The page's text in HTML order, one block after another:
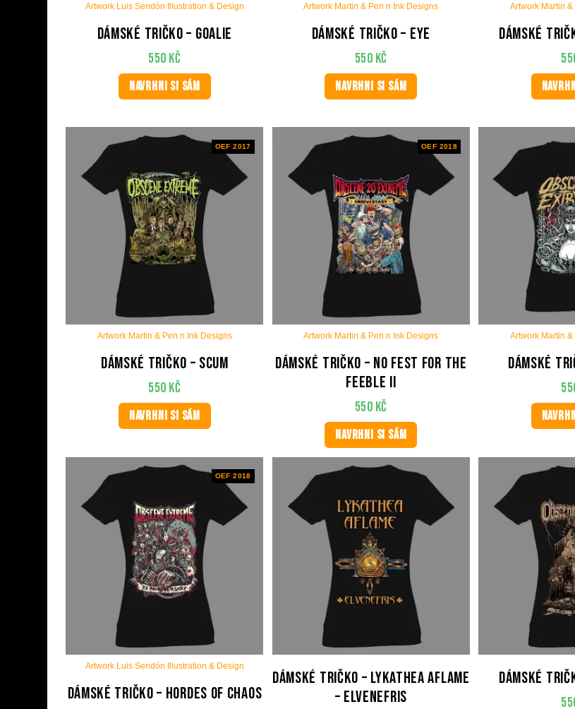
Artwork Luis Sendón Illustration & Design
Dámské tričko – Goalie
550 Kč
NAVRHNI SI SÁM
Artwork Martin & Pen n Ink Designs
Dámské tričko – Eye
550 Kč
NAVRHNI SI SÁM
Artwork Martin
Dámské
OEF 2017
Artwork Martin & Pen n Ink Designs
Dámské tričko – Scum
550 Kč
NAVRHNI SI SÁM
OEF 2018
Artwork Martin & Pen n Ink Designs
Dámské tričko – No Fest For The
Feeble II
550 Kč
NAVRHNI SI SÁM
Artwork Martin
Dámské
OEF 2018
Artwork Luis Sendón Illustration & Design
Dámské tričko – Hordes Of Chaos
Dámské tričko – LYKATHEA AFLAME
– Elvenefris
Dámské